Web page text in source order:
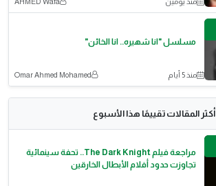
مسلسل "انا شهيره.. انا الخائن"
منذ 5 أيام Omar Ahmed Mohamed
أكثر المقالات تقييمًا هذا الأسبوع
مراجعة فيلم The Dark Knight.. تحفة سينمائية
تجاوزت حدود أفلام الأبطال الخارقين